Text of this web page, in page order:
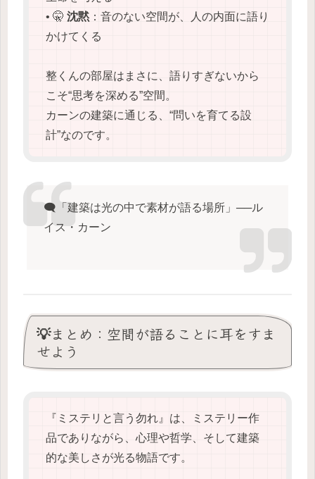
• 🤫 沈黙 ：音のない空間が、人の内面に語り
かけてくる
整くんの部屋はまさに、語りすぎないから
こそ“思考を深める”空間。
カーンの建築に通じる、“問いを育てる設
計”なのです。
🗨️「建築は光の中で素材が語る場所」──ル
イス・カーン
💡まとめ：空間が語ることに耳をすま
せよう
『ミステリと言う勿れ』は、ミステリー作
品でありながら、心理や哲学、そして建築
的な美しさが光る物語です。